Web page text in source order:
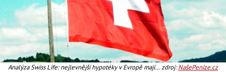
Analýza Swiss Life: nejlevnější hypotéky v Evropě mají
zdroj:NašePeníze.cz